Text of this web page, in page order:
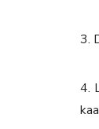
3.
4.